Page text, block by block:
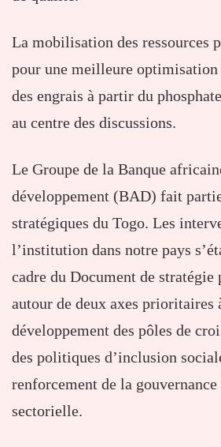
La mobilisation des ressources
pour une meilleure
des engrais à partir du
au centre des discussions.
Le Groupe de la Banque
développement (BAD) fait
stratégiques du Togo. Les
l’institution dans notre pays
cadre du Document de stratégie
autour de deux axes prioritaires
développement des pôles de
des politiques d’inclusion
renforcement de la
sectorielle.